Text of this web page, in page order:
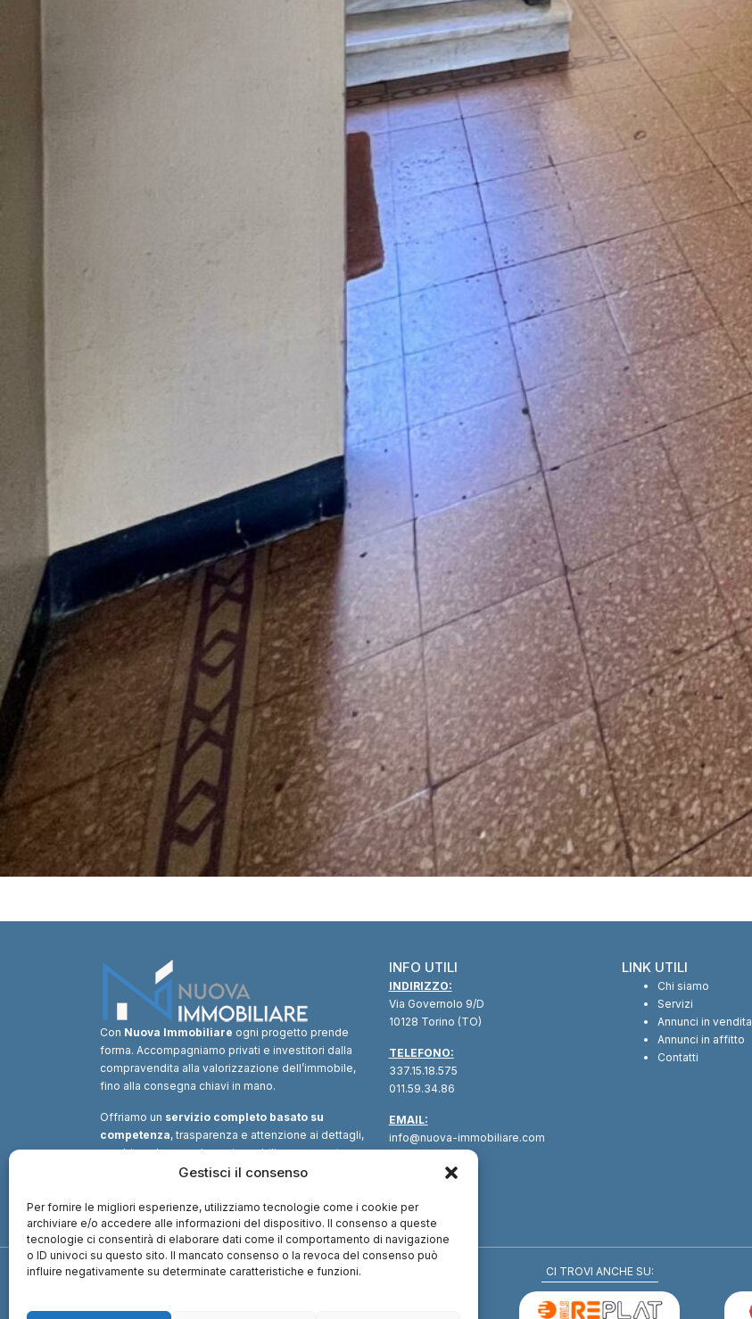
Gestisci il consenso
Per fornire le migliori esperienze, utilizziamo tecnologie come i cookie per
archiviare e/o accedere alle informazioni del dispositivo. Il consenso a queste
tecnologie ci consentirà di elaborare dati come il comportamento di navigazione
o ID univoci su questo sito. Il mancato consenso o la revoca del consenso può
influire negativamente su determinate caratteristiche e funzioni.
Con Nuova Immobiliare ogni progetto prende
forma. Accompagniamo privati e investitori dalla
compravendita alla valorizzazione dell’immobile,
fino alla consegna chiavi in mano.
Offriamo un servizio completo basato su
competenza, trasparenza e attenzione ai dettagli,
combinando consulenza immobiliare, supporto
tecnico e soluzioni finanziarie.Un unico
valore.
INFO UTILI
INDIRIZZO:
Via Governolo 9/D
10128 Torino (TO)
TELEFONO:
337.15.18.575
011.59.34.86
EMAIL:
info@nuova-immobiliare.com
LINK UTILI
Chi siamo
Servizi
Annunci in vendita
Annunci in affitto
Contatti
CI TROVI ANCHE SU: